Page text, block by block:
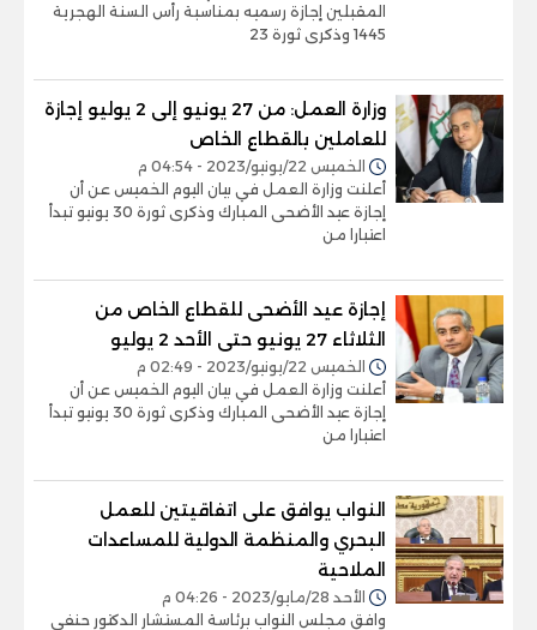
المقبلين إجازة رسميه بمناسبة رأس السنة الهجرية
1445 وذكرى ثورة 23
وزارة العمل: من 27 يونيو إلى 2 يوليو إجازة
للعاملين بالقطاع الخاص
الخميس 22/يونيو/2023 - 04:54 م
أعلنت وزارة العمل في بيان اليوم الخميس عن أن
إجازة عيد الأضحى المبارك وذكرى ثورة 30 يونيو تبدأ
اعتبارا من
إجازة عيد الأضحى للقطاع الخاص من
الثلاثاء 27 يونيو حتى الأحد 2 يوليو
الخميس 22/يونيو/2023 - 02:49 م
أعلنت وزارة العمل في بيان اليوم الخميس عن أن
إجازة عيد الأضحى المبارك وذكرى ثورة 30 يونيو تبدأ
اعتبارا من
النواب يوافق على اتفاقيتين للعمل
البحري والمنظمة الدولية للمساعدات
الملاحية
الأحد 28/مايو/2023 - 04:26 م
وافق مجلس النواب برئاسة المستشار الدكتور حنفي